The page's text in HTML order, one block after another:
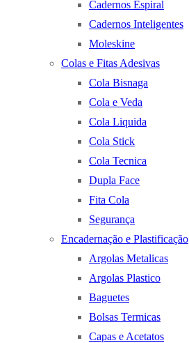
Cadernos Espiral
Cadernos Inteligentes
Moleskine
Colas e Fitas Adesivas
Cola Bisnaga
Cola e Veda
Cola Liquida
Cola Stick
Cola Tecnica
Dupla Face
Fita Cola
Segurança
Encadernação e Plastificação
Argolas Metalicas
Argolas Plastico
Baguetes
Bolsas Termicas
Capas e Acetatos